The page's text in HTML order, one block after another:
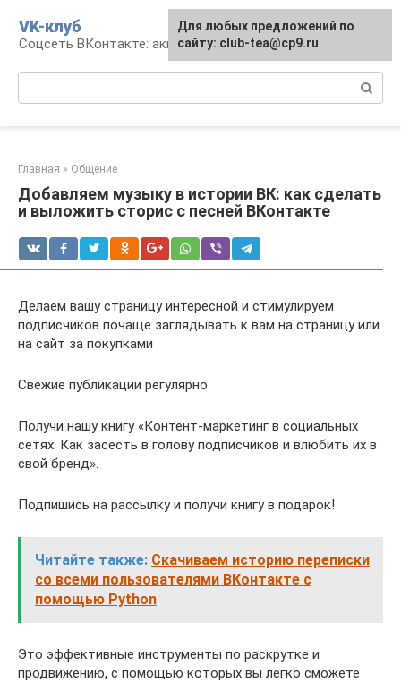
контенту
VK-клуб
Соцсеть ВКонтакте: аккаунт, общение, досуг
Главная » Общение
Добавляем музыку в истории ВК: как сделать
и выложить сторис с песней ВКонтакте
Делаем вашу страницу интересной и стимулируем
подписчиков почаще заглядывать к вам на страницу или
на сайт за покупками
Свежие публикации регулярно
Получи нашу книгу «Контент-маркетинг в социальных
сетях: Как засесть в голову подписчиков и влюбить их в
свой бренд».
Подпишись на рассылку и получи книгу в подарок!
Читайте также: Скачиваем историю переписки
со всеми пользователями ВКонтакте с
помощью Python
Это эффективные инструменты по раскрутке и
продвижению, с помощью которых вы легко сможете
Для любых предложений по
сайту: club-tea@cp9.ru